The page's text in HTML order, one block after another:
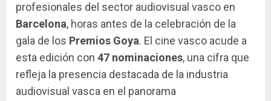
profesionales del sector audiovisual vasco en
Barcelona, horas antes de la celebración de la
gala de los Premios Goya. El cine vasco acude a
esta edición con 47 nominaciones, una cifra que
refleja la presencia destacada de la industria
audiovisual vasca en el panorama